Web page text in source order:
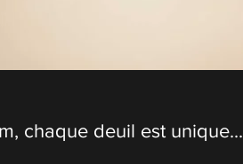
chaque deuil est unique...